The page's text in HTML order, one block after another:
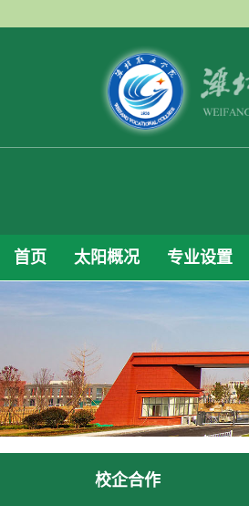
首页 太阳概况 专业设置
校企合作